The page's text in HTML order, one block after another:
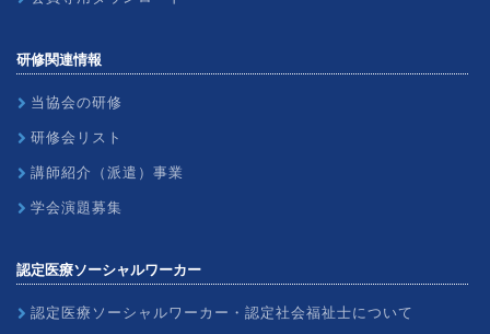
研修関連情報
当協会の研修
研修会リスト
講師紹介（派遣）事業
学会演題募集
認定医療ソーシャルワーカー
認定医療ソーシャルワーカー・認定社会福祉士について